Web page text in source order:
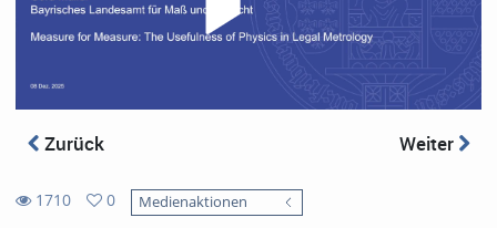
Zurück Weiter
1710
0
Medienaktionen